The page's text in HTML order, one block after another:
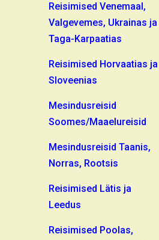
Reisimised Venemaal,
Valgevemes, Ukrainas ja
Taga-Karpaatias
Reisimised Horvaatias ja
Sloveenias
Mesindusreisid
Soomes/Maaelureisid
Mesindusreisid Taanis,
Norras, Rootsis
Reisimised Lätis ja
Leedus
Reisimised Poolas,